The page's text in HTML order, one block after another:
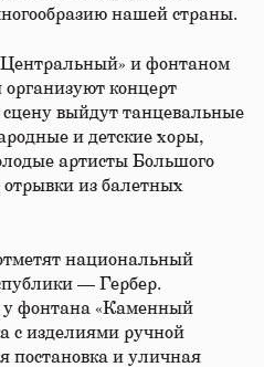
нашей страны.
и фонтаном
концерт
выйдут танцевальные
и детские хоры,
артисты Большого
отрывки из балетных
национальный
— Гербер.
фонтана «Каменный
с изделиями ручной
постановка и уличная